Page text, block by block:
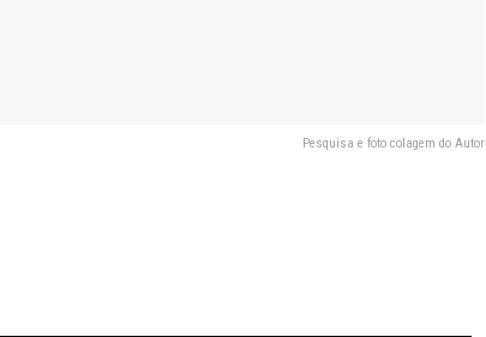
Pesquisa e foto colagem do Autor